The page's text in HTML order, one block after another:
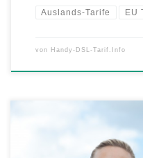
Auslands-Tarife EU
von Handy-DSL-Tarif.Info